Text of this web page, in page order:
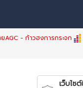
AGC - ก้าวฮงการกระจก
เว็บไซ